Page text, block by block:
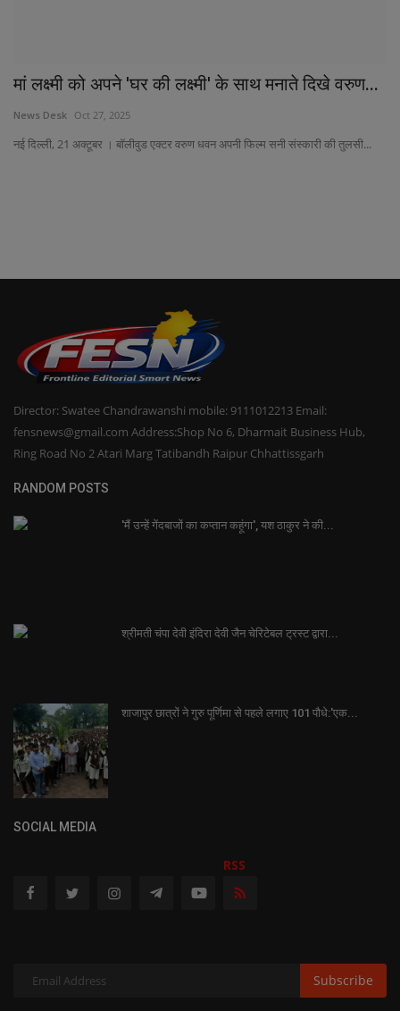
मां लक्ष्मी को अपने 'घर की लक्ष्मी' के साथ मनाते दिखे वरुण...
News Desk Oct 27, 2025
नई दिल्ली, 21 अक्टूबर । बॉलीवुड एक्टर वरुण धवन अपनी फिल्म सनी संस्कारी की तुलसी...
Director: Swatee Chandrawanshi mobile: 9111012213 Email:
fensnews@gmail.com Address:Shop No 6, Dharmait Business Hub,
Ring Road No 2 Atari Marg Tatibandh Raipur Chhattissgarh
RANDOM POSTS
'मैं उन्हें गेंदबाजों का कप्तान कहूंगा', यश ठाकुर ने की...
श्रीमती चंपा देवी इंदिरा देवी जैन चेरिटेबल ट्रस्ट द्वारा...
शाजापुर छात्रों ने गुरु पूर्णिमा से पहले लगाए 101 पौधे:'एक...
SOCIAL MEDIA
RSS
Subscribe